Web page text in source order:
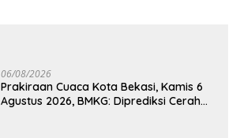
06/08/2026
Prakiraan Cuaca Kota Bekasi, Kamis 6
Agustus 2026, BMKG: Diprediksi Cerah